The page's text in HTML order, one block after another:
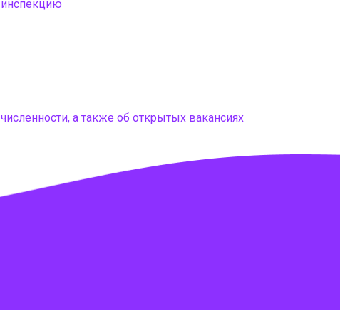
инспекцию
а также об открытых вакансиях